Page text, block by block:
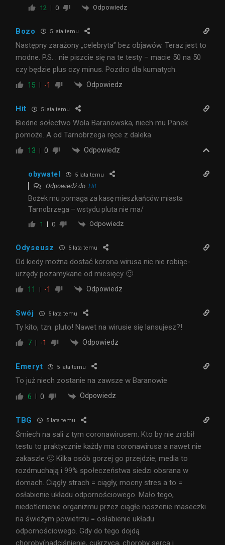
12 0 Odpowiedz
Bozo 5 lata temu
Następny zarażony „celebryta” bez objawów. Teraz jest to
modne. P.S. : nie piszcie się na te testy – macie 50 na 50
czy będzie plus czy minus. Pozdro dla kumatych.
15 -1 Odpowiedz
Hit 5 lata temu
Biedne sołectwo Wola Baranowska, niech mu Panek
pomoże. A od Tarnobrzega ręce z daleka.
13 0 Odpowiedz
obywatel 5 lata temu
Odpowiedź do Hit
Bożek mu pomaga za kasę mieszkańców miasta
Tarnobrzega – wstydu pluta nie ma/
1 0 Odpowiedz
Odyseusz 5 lata temu
Od kiedy można dostać korona wirusa nic nie robiąc-
urzędy pozamykane od miesięcy 🙂
11 -1 Odpowiedz
Swój 5 lata temu
Ty kito, tzn. pluto! Nawet na wirusie się lansujesz?!
7 -1 Odpowiedz
Emeryt 5 lata temu
To już niech zostanie na zawsze w Baranowie
6 0 Odpowiedz
TBG 5 lata temu
Śmiech na sali z tym coronawirusem. Kto by nie zrobił
testu to praktycznie każdy ma coronawirusa a nawet nie
zakaszle 🙂 Kilka osób gorzej go przejdzie, media to
rozdmuchają i 99% społeczeństwa siedzi obsrana w
domach. Ciągły strach = ciągły, mocny stres a to =
osłabienie układu odpornościowego. Mało tego,
niedotlenienie organizmu przez ciągłe noszenie maseczki
na świeżym powietrzu = osłabienie układu
odpornościowego. Gdy do tego dojdą
choroby(nadciśnienie, cukrzyca, choroby serca i